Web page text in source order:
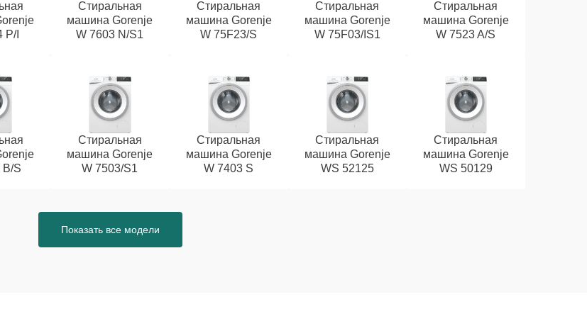
P/I
Стиральная
машина Gorenje
W 7603 N/S1
Стиральная
машина Gorenje
W 75F23/S
Стиральная
машина Gorenje
W 75F03/IS1
Стиральная
машина Gorenje
W 7523 A/S
B/S
Стиральная
машина Gorenje
W 7503/S1
Стиральная
машина Gorenje
W 7403 S
Стиральная
машина Gorenje
WS 52125
Стиральная
машина Gorenje
WS 50129
Показать все модели